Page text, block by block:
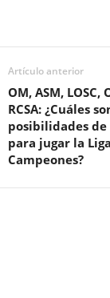
Artículo anterior
OM, ASM, LOSC,
RCSA: ¿Cuáles
posibilidades de
para jugar la
Campeones?